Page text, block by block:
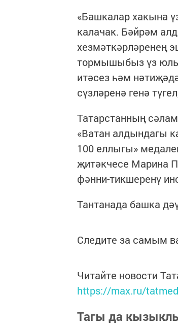
«Башкалар хакына
калачак. Бәйрәм
хезмәткәрләренең
тормышыбыз үз
итәсез һәм
сүзләренә генә
Татарстанның
«Ватан алдындагы
100 еллыгы»
җитәкчесе Марина
фәнни-тикшеренү
Тантанада башка
Следите за самым
Читайте новости
https://max.ru/
Тагы да